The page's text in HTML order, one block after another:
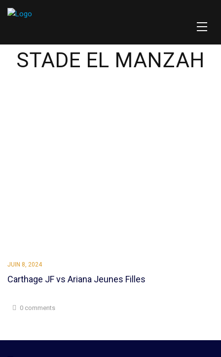
STADE EL MANZAH
JUIN 8, 2024
Carthage JF vs Ariana Jeunes Filles
0 comments